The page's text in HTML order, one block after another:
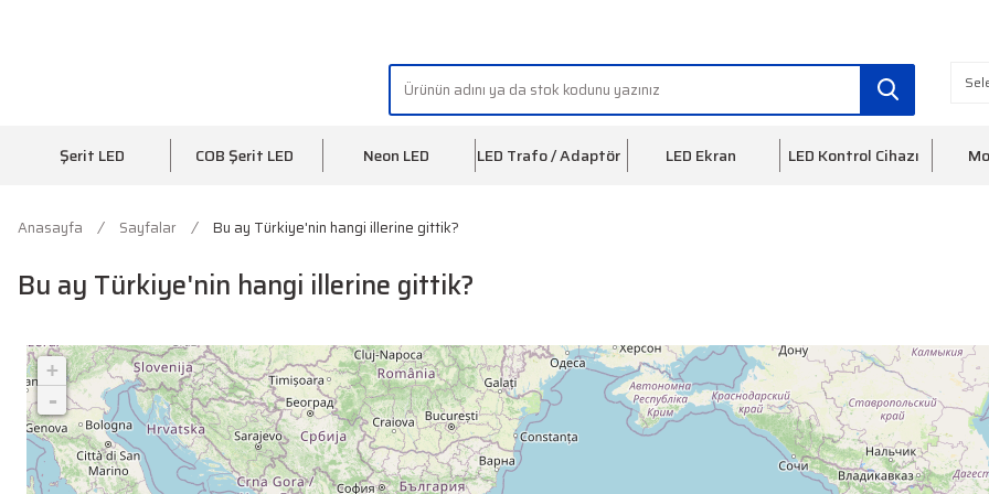
Şerit LED COB Şerit LED Neon LED LED Trafo / Adaptör LED Ekran LED Kontrol Cihazı
Anasayfa Sayfalar Bu ay Türkiye'nin hangi illerine gittik?
Bu ay Türkiye'nin hangi illerine gittik?